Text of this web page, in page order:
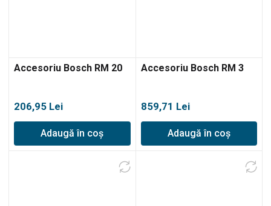
Accesoriu Bosch RM 20
206,95 Lei
Adaugă în coș
Accesoriu Bosch RM 3
859,71 Lei
Adaugă în coș